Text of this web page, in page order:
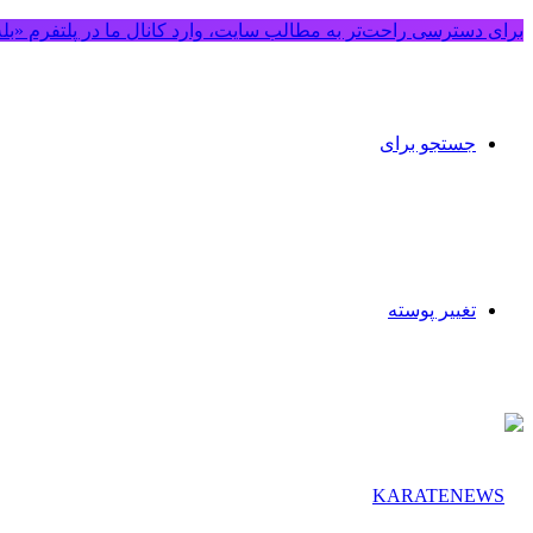
برای دسترسی راحت‌تر به مطالب سایت، وارد کانال ما در پلتفرم
جستجو برای
تغییر پوسته